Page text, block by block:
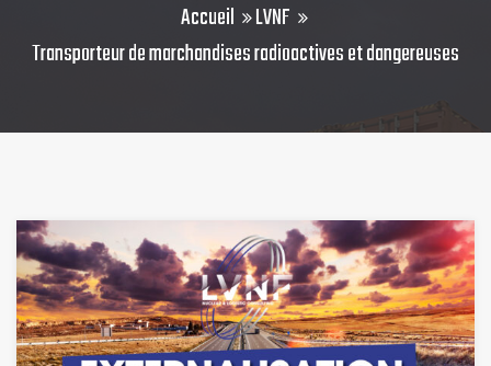
Accueil
LVNF
Transporteur de marchandises radioactives et dangereuses